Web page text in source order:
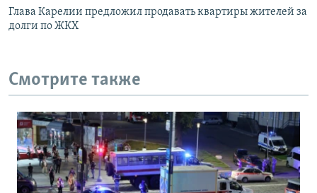
Глава Карелии предложил продавать квартиры жителей за
долги по ЖКХ
Смотрите также